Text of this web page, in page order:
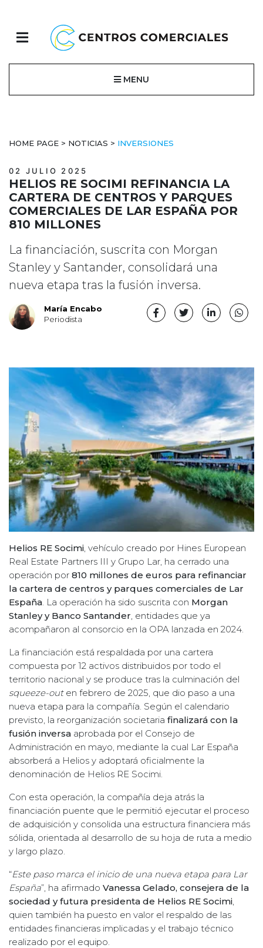
MENU
HOME PAGE > NOTICIAS > INVERSIONES
02 JULIO 2025
HELIOS RE SOCIMI REFINANCIA LA
CARTERA DE CENTROS Y PARQUES
COMERCIALES DE LAR ESPAÑA POR
810 MILLONES
La financiación, suscrita con Morgan
Stanley y Santander, consolidará una
nueva etapa tras la fusión inversa.
María Encabo
Periodista
Helios RE Socimi, vehículo creado por Hines European
Real Estate Partners III y Grupo Lar, ha cerrado una
operación por 810 millones de euros para refinanciar
la cartera de centros y parques comerciales de Lar
España. La operación ha sido suscrita con Morgan
Stanley y Banco Santander, entidades que ya
acompañaron al consorcio en la OPA lanzada en 2024.
La financiación está respaldada por una cartera
compuesta por 12 activos distribuidos por todo el
territorio nacional y se produce tras la culminación del
squeeze-outen febrero de 2025, que dio paso a una
nueva etapa para la compañía. Según el calendario
previsto, la reorganización societaria finalizará con la
fusión inversa aprobada por el Consejo de
Administración en mayo, mediante la cual Lar España
absorberá a Helios y adoptará oficialmente la
denominación de Helios RE Socimi.
Con esta operación, la compañía deja atrás la
financiación puente que le permitió ejecutar el proceso
de adquisición y consolida una estructura financiera más
sólida, orientada al desarrollo de su hoja de ruta a medio
y largo plazo.
“Este paso marca el inicio de una nueva etapa para Lar
España”, ha afirmado Vanessa Gelado, consejera de la
sociedad y futura presidenta de Helios RE Socimi,
quien también ha puesto en valor el respaldo de las
entidades financieras implicadas y el trabajo técnico
realizado por el equipo.